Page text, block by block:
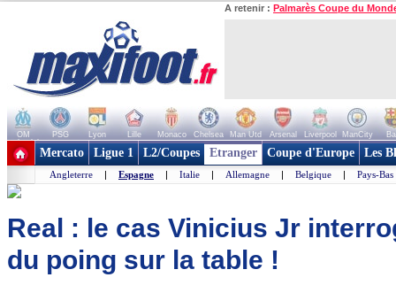
A retenir : Palmarès Coupe du
OM PSG Lyon Lille Monaco Chelsea Man Utd Arsenal Liverpool ManCity
+ de clubs
Mercato Ligue 1 L2/Coupes Etranger Coupe d'Europe Les
Angleterre | Espagne | Italie | Allemagne | Belgique | Pays-Bas
Real : le cas Vinicius Jr
du poing sur la table !